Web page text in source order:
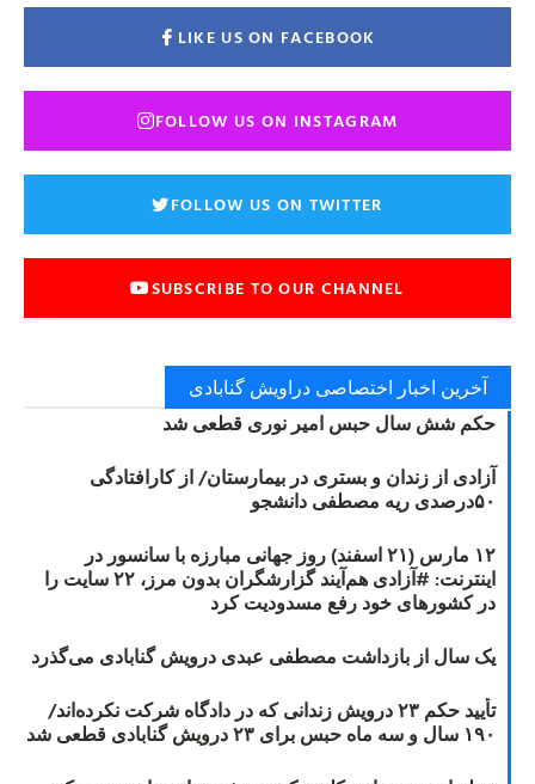
LIKE US ON FACEBOOK
FOLLOW US ON INSTAGRAM
FOLLOW US ON TWITTER
SUBSCRIBE TO OUR CHANNEL
آخرین اخبار اختصاصی دراویش گنابادی
حکم شش سال حبس امیر نوری قطعی شد
آزادی از زندان و بستری در بیمارستان/ از کارافتادگی
۵۰درصدی ریه مصطفی دانشجو
۱۲ مارس (۲۱ اسفند) روز جهانی مبارزه با سانسور در
اینترنت: #آزادی هم‌آیند گزارشگران‌ بدون مرز، ۲۲ سایت را
در کشورهای خود رفع مسدودیت کرد
یک سال از بازداشت مصطفی عبدی درویش گنابادی می‌گذرد
تأیید حکم ۲۳ درویش زندانی که در دادگاه شرکت نکرده‌اند/
۱۹۰ سال و سه ماه حبس برای ۲۳ درویش گنابادی قطعی شد